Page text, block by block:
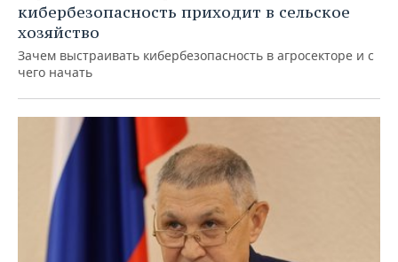
кибербезопасность приходит в сельское
хозяйство
Зачем выстраивать кибербезопасность в агросекторе и с
чего начать